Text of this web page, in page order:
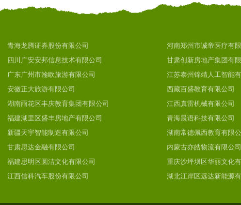
青海龙腾证券股份有限公司 河南郑州市诚帝医疗有
四川广安安邦信息技术有限公司
甘肃创新房地产集团有
广东广州市翰欧旅游有限公司
江苏泰州锦靖人工智能
安徽正大旅游有限公司
西藏百盛教育有限公司
湖南雨花区丰庆教育集团有限公司
江西真雷机械有限公司
福建湖里区盛丰房地产有限公司
青海晨语科技有限公司
新疆天宇智能制造有限公司
湖南常德佩西教育有限公
甘肃思达金融有限公司
内蒙古亦皓物流有限公司
福建思明区圆洁文化有限公司
重庆沙坪坝区华丽文化
江西信科汽车股份有限公司
湖北江岸区远达新能源